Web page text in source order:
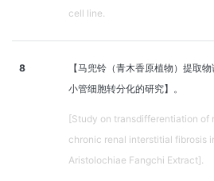
cell line.
8
【马兜铃（青木香原植物）提取
小管细胞转分化的研究】。
[Study on transdifferentiation of
chronic renal interstitial fibrosis
Aristolochiae Fangchi Extract].